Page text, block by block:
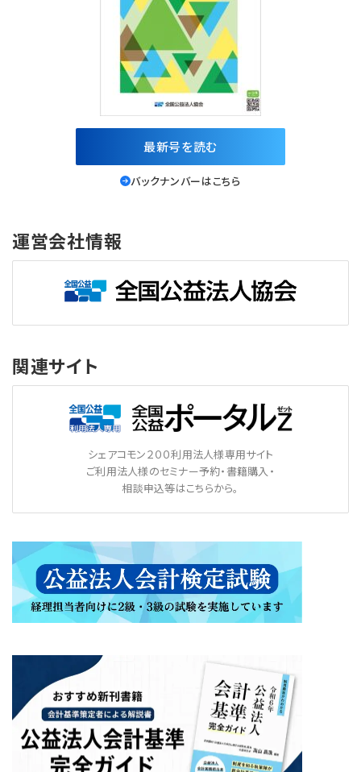
最新号を読む
バックナンバーはこちら
運営会社情報
関連サイト
シェアコモン２００利用法人様専用サイト
ご利用法人様のセミナー予約・書籍購入・
相談申込等はこちらから。